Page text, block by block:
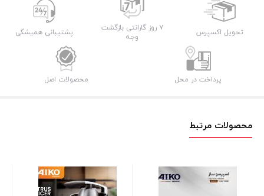
ak224es
تحویل اکسپرس
۷ روز گارانتی بازگشت
وجه
پشتیبانی همیشگی
پرداخت در محل محصولات اصل
محصولات مرتبط